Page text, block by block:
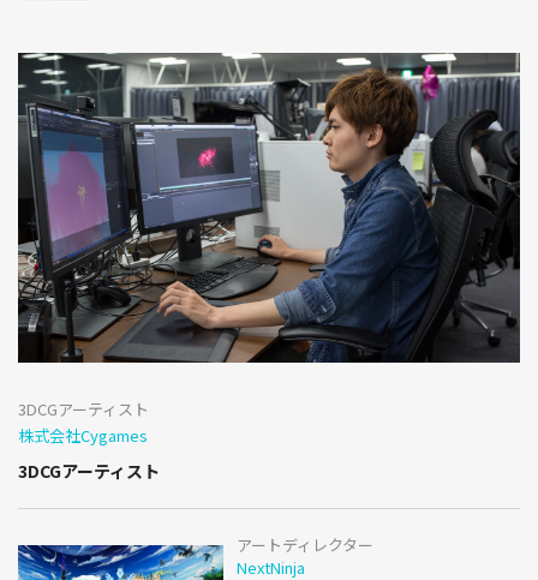
3DCGアーティスト
株式会社Cygames
3DCGアーティスト
アートディレクター
NextNinja